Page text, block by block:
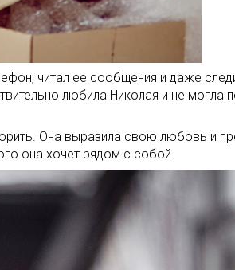
читал ее сообщения и даже
любила Николая и не могла
Она выразила свою любовь и
она хочет рядом с собой.